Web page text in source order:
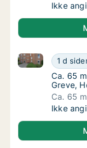
Ca. 65
Ikke
Ca. 65
1 d
Ca. 65 m2
Ca. 65
Ca. 65
Greve,
Ca. 65
Ca. 65
Ikke